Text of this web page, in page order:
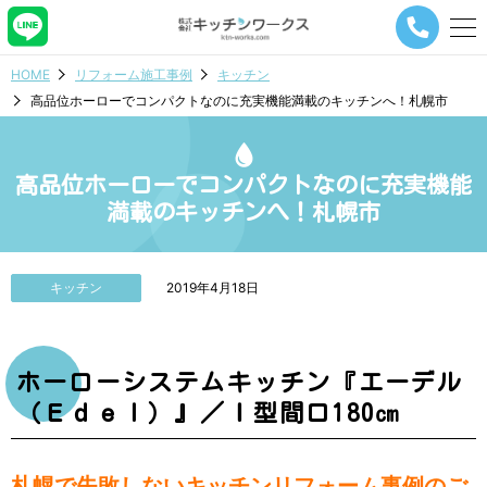
メ
ナ
ー
シ
ボ
HOME リフォーム施工事例
キッチン
高品位ホーローでコンパクトなのに充実機能満載のキッチンへ！札幌市
高品位ホーローでコンパクトなのに充実機能
満載のキッチンへ！札幌市
キッチン 2019年4月18日
ホーローシステムキッチン『エーデル
（Ｅｄｅｌ）』／Ｉ型間口180㎝